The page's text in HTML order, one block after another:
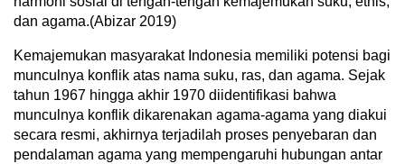
dan agama.(Abizar 2019)
Kemajemukan masyarakat Indonesia memiliki potensi bagi
munculnya konflik atas nama suku, ras, dan agama. Sejak
tahun 1967 hingga akhir 1970 diidentifikasi bahwa
munculnya konflik dikarenakan agama-agama yang diakui
secara resmi, akhirnya terjadilah proses penyebaran dan
pendalaman agama yang mempengaruhi hubungan antar